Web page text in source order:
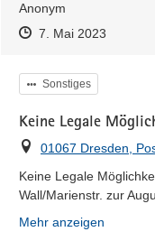
Anonym
Zeitpunkt des
Zeitpunkt des
7. Mai 2023Zur
Kategorie
Sonstiges
Keine Legale
Ort
01067 Dresden,
Keine Legale
Wall/Marienstr. zur
Mehr anzeigen